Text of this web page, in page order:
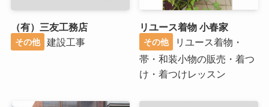
（有）三友工務店
その他 建設工事
リユース着物 小春家
その他
リユース着物・
帯・和装小物の販売・着つ
け・着つけレッスン